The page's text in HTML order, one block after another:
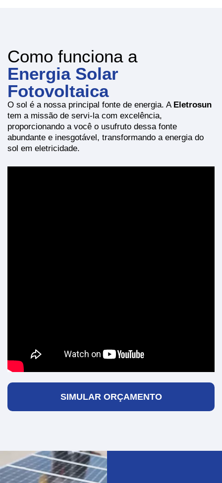
SIMULAR ORÇAMENTO
Como funciona a
Energia Solar
Fotovoltaica
O sol é a nossa principal fonte de energia. A Eletrosun
tem a missão de servi-la com excelência,
proporcionando a você o usufruto dessa fonte
abundante e inesgotável, transformando a energia do
sol em eletricidade.